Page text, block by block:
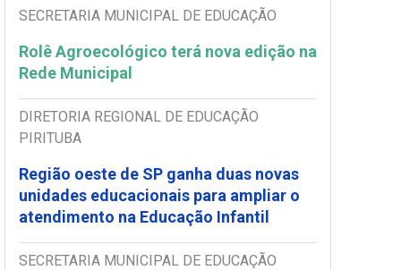
SECRETARIA MUNICIPAL DE EDUCAÇÃO
Rolê Agroecológico terá nova edição na
Rede Municipal
DIRETORIA REGIONAL DE EDUCAÇÃO
PIRITUBA
Região oeste de SP ganha duas novas
unidades educacionais para ampliar o
atendimento na Educação Infantil
SECRETARIA MUNICIPAL DE EDUCAÇÃO